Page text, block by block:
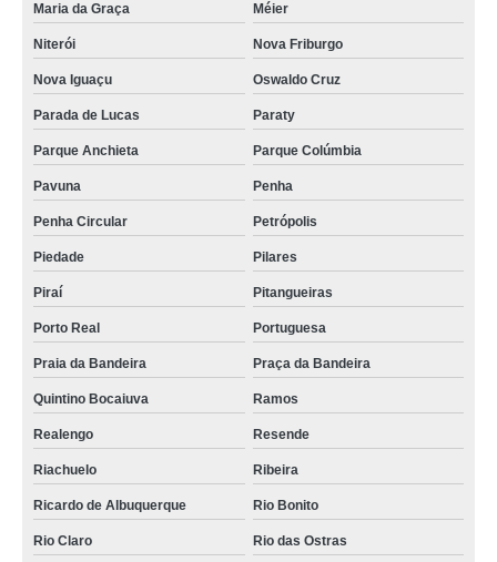
Maria da Graça Méier
Niterói Nova Friburgo
Nova Iguaçu Oswaldo Cruz
Parada de Lucas Paraty
Parque Anchieta Parque Colúmbia
Pavuna Penha
Penha Circular Petrópolis
Piedade Pilares
Piraí Pitangueiras
Porto Real Portuguesa
Praia da Bandeira Praça da Bandeira
Quintino Bocaiuva Ramos
Realengo Resende
Riachuelo Ribeira
Ricardo de Albuquerque Rio Bonito
Rio Claro Rio das Ostras